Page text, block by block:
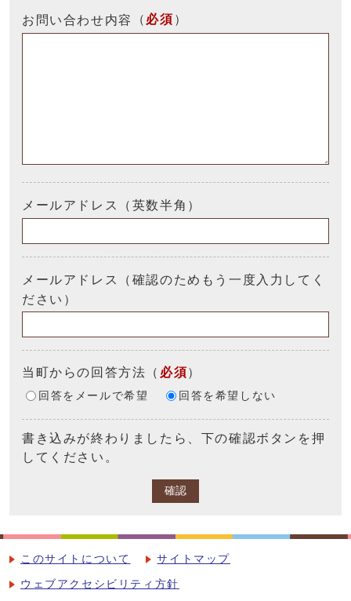
お問い合わせ内容 （ 必須 ）
メールアドレス（英数半角）
メールアドレス（確認のためもう一度入力してく
ださい）
当町からの回答方法 （ 必須）
回答をメールで希望 回答を希望しない
書き込みが終わりましたら、下の確認ボタンを押
してください。
確認
このサイトについて サイトマップ
ウェブアクセシビリティ方針